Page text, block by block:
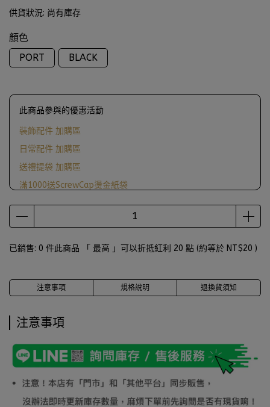
供貨狀況: 尚有庫存
顏色
PORT
BLACK
此商品參與的優惠活動
裝飾配件 加購區
日常配件 加購區
送禮提袋 加購區
滿1000送ScrewCap燙金紙袋
已銷售: 0 件此商品 「 最高 」可以折抵紅利 20 點 (約等於 NT$20 )
注意事項 規格說明 退換貨須知
注意事項